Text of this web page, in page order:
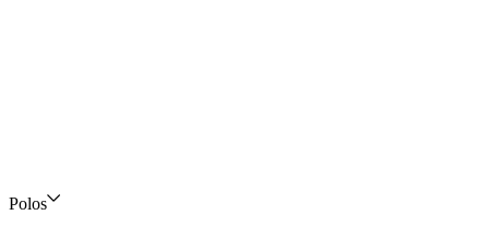
Polos